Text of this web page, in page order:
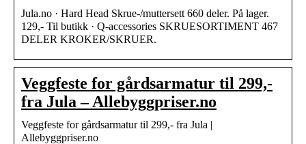
Jula.no · Hard Head Skrue-/muttersett 660 deler. På lager.
129,- Til butikk · Q-accessories SKRUESORTIMENT 467
DELER KROKER/SKRUER.
Veggfeste for gårdsarmatur til 299,-
fra Jula – Allebyggpriser.no
Veggfeste for gårdsarmatur til 299,- fra Jula |
Allebyggpriser.no